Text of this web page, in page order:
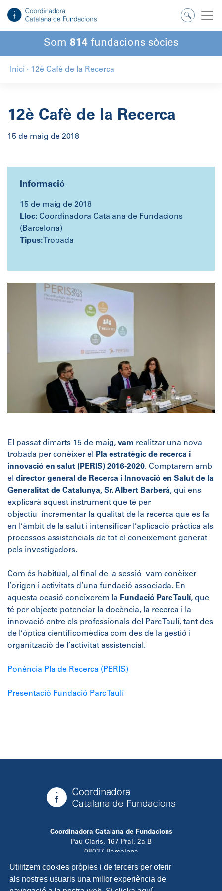
Utilitzem cookies pròpies i de tercers per oferir
als nostres usuaris una millor experiència de
contingut
Som 814 fundacions sòcies
Inici · 12è Cafè de la Recerca
12è Cafè de la Recerca
15 de maig de 2018
El passat dimarts 15 de maig, vam realitzar una nova
trobada per conèixer el
Pla estratègic de recerca i
innovació en salut (PERIS) 2016-2020. Comptarem amb
el director general de Recerca i Innovació en Salut de la
Generalitat de Catalunya, Sr. Albert Barberà, qui ens
explicarà aquest instrument que té per
objectiu
incrementar la qualitat de la recerca que es fa
en l’àmbit de la salut i intensificar l’aplicació pràctica als
processos assistencials de tot el coneixement generat
pels investigadors.
Com és habitual, al final de la sessió vam conèixer
l’origen i activitats d’una fundació associada. En
aquesta ocasió coneixerem la Fundació Parc Taulí, que
té per objecte potenciar la docència, la recerca i la
innovació entre els professionals del Parc Taulí, tant des
de l’òptica cientificomèdica com des de la gestió i
organització de l’activitat assistencial.
Ponència Pla de Recerca (PERIS)
Presentació Fundació Parc Taulí
Informació
15 de maig de 2018
Lloc: Coordinadora Catalana de Fundacions
(Barcelona)
Tipus: Trobada
Coordinadora Catalana de Fundacions
Pau Claris, 167 Pral. 2a B
08037 Barcelona
T. 934 881 480
info@ccfundacions.cat